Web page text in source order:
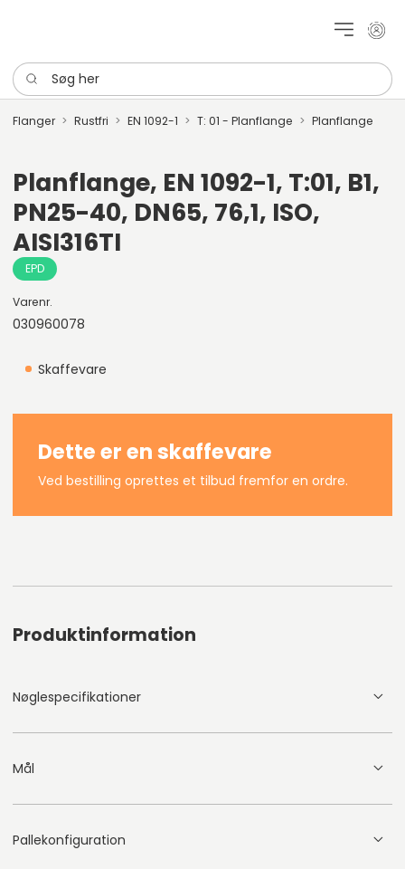
Mit
Søg her
Flanger Rustfri EN 1092-1 T: 01 - Planflange Planflange
Planflange, EN 1092-1, T:01, B1,
PN25-40, DN65, 76,1, ISO,
AISI316TI
EPD
Varenr.
030960078
Skaffevare
Dette er en skaffevare
Ved bestilling oprettes et tilbud fremfor en ordre.
Produktinformation
Nøglespecifikationer
Mål
Pallekonfiguration